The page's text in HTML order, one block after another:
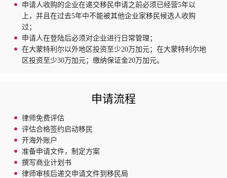
申请人收购的企业在递交移民申请之前必须已经营5年以
上，并且在过去5年中不能被其他企业家移民候选人收购
过；
申请人在登陆后必须对企业进行日常管理；
在大蒙特利尔以外地区投资至少20万加元；在大蒙特利尔地
区投资至少30万加元；缴纳保证金20万加元。
申请流程
律师免费评估
评估合格签约启动移民
开海外账户
准备申请文件，制定方案
撰写商业计划书
律师审核后递交申请文件到移民局